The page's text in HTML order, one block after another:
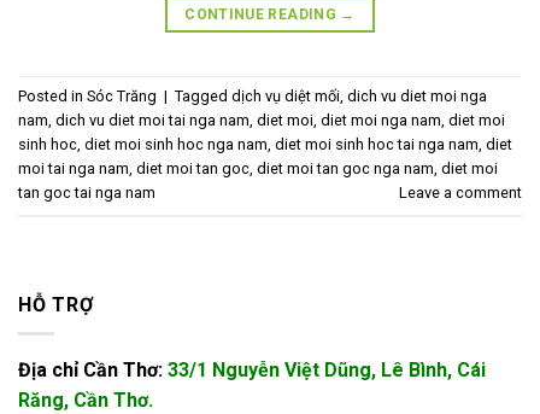
CONTINUE READING →
Posted in Sóc Trăng | Tagged dịch vụ diệt mối, dich vu diet moi nga
nam, dich vu diet moi tai nga nam, diet moi, diet moi nga nam, diet moi
sinh hoc, diet moi sinh hoc nga nam, diet moi sinh hoc tai nga nam, diet
moi tai nga nam, diet moi tan goc, diet moi tan goc nga nam, diet moi
tan goc tai nga nam
Leave a comment
HỖ TRỢ
Địa chỉ Cần Thơ: 33/1 Nguyễn Việt Dũng, Lê Bình, Cái
Răng, Cần Thơ.